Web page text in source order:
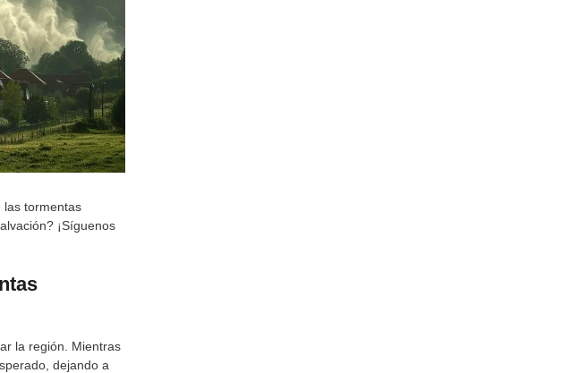
las tormentas
¡Síguenos
la región. Mientras
dejando a